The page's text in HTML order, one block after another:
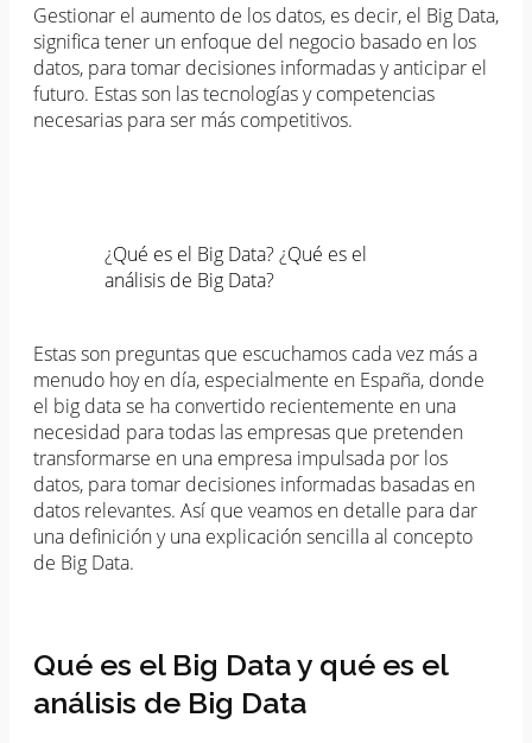
Gestionar el aumento de los datos, es decir, el Big Data,
significa tener un enfoque del negocio basado en los
datos, para tomar decisiones informadas y anticipar el
futuro. Estas son las tecnologías y competencias
necesarias para ser más competitivos.
¿Qué es el Big Data? ¿Qué es el
análisis de Big Data?
Estas son preguntas que escuchamos cada vez más a
menudo hoy en día, especialmente en España, donde
el big data se ha convertido recientemente en una
necesidad para todas las empresas que pretenden
transformarse en una empresa impulsada por los
datos, para tomar decisiones informadas basadas en
datos relevantes. Así que veamos en detalle para dar
una definición y una explicación sencilla al concepto
de Big Data.
Qué es el Big Data y qué es el
análisis de Big Data